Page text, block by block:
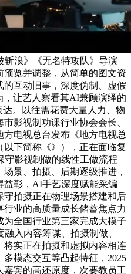
斩浪》《无名特攻队》导演
览并调整，从简单的图文资
互动旧事，深度伪制、虚假
让艺人察看其AI兼顾演绎的
。以往需花费大量人力、物
影视制功课行业协会会长、
电视总台发布《地方电视总
以下简称《》），正在面临复
影视制做的线性工做流程
景、拍摄、后期逐级推进，
益彰，AI手艺深度赋能采编
拍摄正在物理场景搭建和后
业的高质量成长储蓄焦点力
全国行业第三家完成大模子
入内容筹谋、拍摄制做、
将实正在拍摄和虚拟内容相连
模态交互等凸起特征，2025
宾的高还原度，次要教员工